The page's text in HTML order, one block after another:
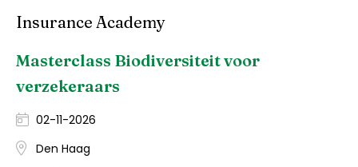
Insurance Academy
Masterclass Biodiversiteit voor
verzekeraars
02-11-2026
Den Haag